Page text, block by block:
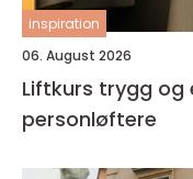
inspiration
06. August 2026
Liftkurs trygg og effektiv bruk av
personløftere